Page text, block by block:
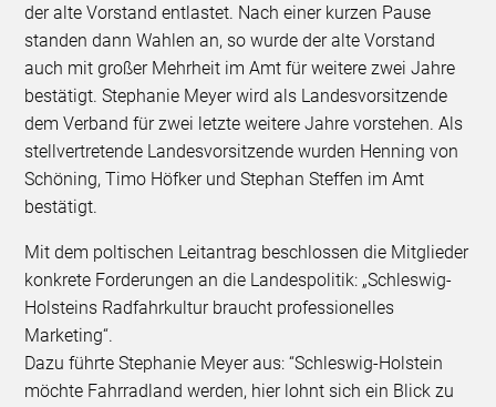
der alte Vorstand entlastet. Nach einer kurzen Pause
standen dann Wahlen an, so wurde der alte Vorstand
auch mit großer Mehrheit im Amt für weitere zwei Jahre
bestätigt. Stephanie Meyer wird als Landesvorsitzende
dem Verband für zwei letzte weitere Jahre vorstehen. Als
stellvertretende Landesvorsitzende wurden Henning von
Schöning, Timo Höfker und Stephan Steffen im Amt
bestätigt.
Mit dem poltischen Leitantrag beschlossen die Mitglieder
konkrete Forderungen an die Landespolitik: „Schleswig-
Holsteins Radfahrkultur braucht professionelles
Marketing“.
Dazu führte Stephanie Meyer aus: “Schleswig-Holstein
möchte Fahrradland werden, hier lohnt sich ein Blick zu